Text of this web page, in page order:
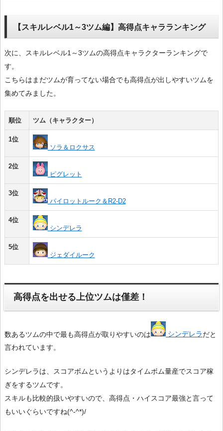
【スキルレベル1～3ツム編】高得点キャラランキング
次に、スキルレベル1～3ツムの高得点キャラクターランキングで
す。
こちらはまだツムが育ってない場合でも高得点が出しやすいツムを
集めてみました。
順位 ツム（キャラクター）
1位
ソラ＆ロクサス
2位
ピグレット
3位
パイロットルーク＆R2-D2
4位
シンデレラ
5位
ジェダイルーク
高得点を出せる上位ツムは僅差！
数あるツムの中で最も高得点が取りやすいのは シンデレラだと
言われています。
シンデレラは、スコアボムというよりはタイムボム量産でスコア稼
ぎをするツムです。
スキルも比較的扱いやすいので、高得点・ハイスコア最強と言って
もいいぐらいですね(^-^*)/